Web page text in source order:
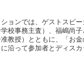
ョンでは、ゲストスピ
校事務主査）、 福嶋尚子
教授）とともに、「お
沿って参加者とディス